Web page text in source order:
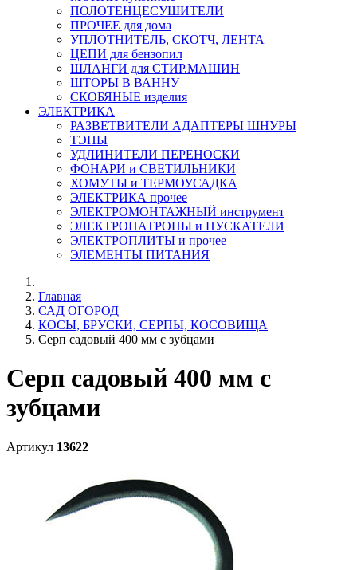
ПОЛОТЕНЦЕСУШИТЕЛИ
ПРОЧЕЕ для дома
УПЛОТНИТЕЛЬ, СКОТЧ, ЛЕНТА
ЦЕПИ для бензопил
ШЛАНГИ для СТИР.МАШИН
ШТОРЫ В ВАННУ
СКОБЯНЫЕ изделия
ЭЛЕКТРИКА
РАЗВЕТВИТЕЛИ АДАПТЕРЫ ШНУРЫ
ТЭНЫ
УДЛИНИТЕЛИ ПЕРЕНОСКИ
ФОНАРИ и СВЕТИЛЬНИКИ
ХОМУТЫ и ТЕРМОУСАДКА
ЭЛЕКТРИКА прочее
ЭЛЕКТРОМОНТАЖНЫЙ инструмент
ЭЛЕКТРОПАТРОНЫ и ПУСКАТЕЛИ
ЭЛЕКТРОПЛИТЫ и прочее
ЭЛЕМЕНТЫ ПИТАНИЯ
Главная
САД ОГОРОД
КОСЫ, БРУСКИ, СЕРПЫ, КОСОВИЩА
Серп садовый 400 мм с зубцами
Серп садовый 400 мм с
зубцами
Артикул 13622